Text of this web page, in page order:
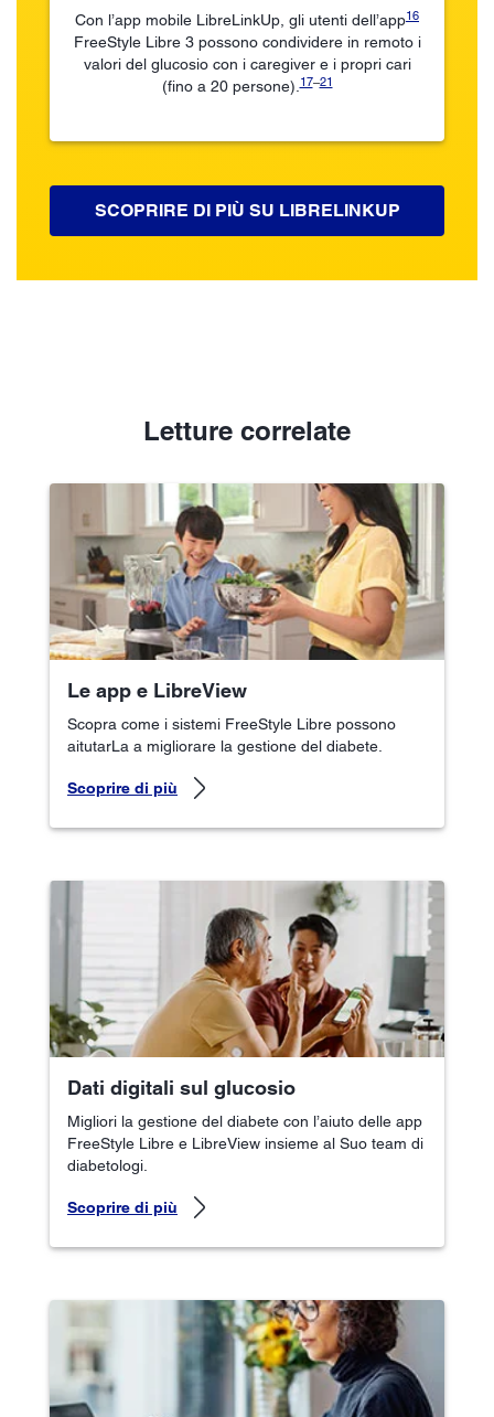
Con l’app mobile LibreLinkUp, gli utenti dell’app16
FreeStyle Libre 3 possono condividere in remoto i
valori del glucosio con i caregiver e i propri cari
(fino a 20 persone).17–21
SCOPRIRE DI PIÙ SU LIBRELINKUP
Letture correlate
Le app e LibreView
Scopra come i sistemi FreeStyle Libre possono
aitutarLa a migliorare la gestione del diabete.
Scoprire di più
Dati digitali sul glucosio
Migliori la gestione del diabete con l’aiuto delle app
FreeStyle Libre e LibreView insieme al Suo team di
diabetologi.
Scoprire di più